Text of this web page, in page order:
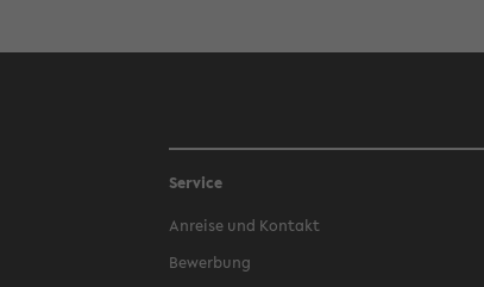
Service
Anreise und Kontakt
Bewerbung